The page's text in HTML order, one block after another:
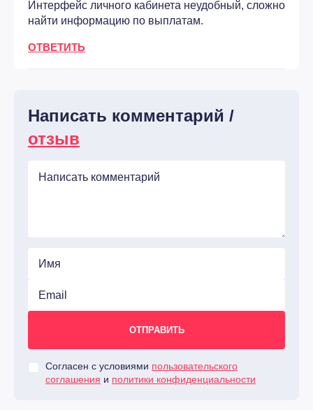
Интерфейс личного кабинета неудобный, сложно
найти информацию по выплатам.
ОТВЕТИТЬ
Написать комментарий /
отзыв
Согласен с условиями пользовательского
соглашения и политики конфиденциальности